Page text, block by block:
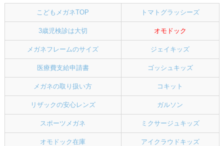
こどもメガネTOP トマトグラッシーズ
3歳児検診は大切 オモドック
メガネフレームのサイズ ジェイキッズ
医療費支給申請書 ゴッシュキッズ
メガネの取り扱い方 コキット
リザックの安心レンズ ガルソン
スポーツメガネ ミクサージュキッズ
オモドック在庫 アイクラウドキッズ